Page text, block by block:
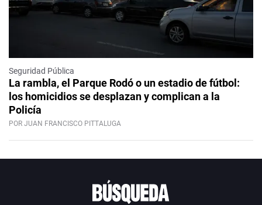
Seguridad Pública
La rambla, el Parque Rodó o un estadio de fútbol:
los homicidios se desplazan y complican a la
Policía
POR JUAN FRANCISCO PITTALUGA